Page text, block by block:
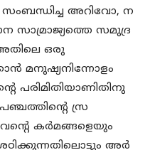
അറിവോ, ന
സാമ്രാജ്യത്തെ സമുദ്ര
ഒരു
മനുഷ്യനിന്നോളം
പരിമിതിയാണിതിനു
സ്ര
കർമങ്ങളെയും
അർ